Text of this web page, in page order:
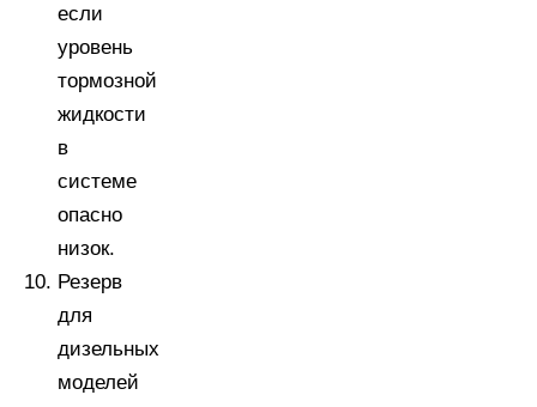
если
уровень
тормозной
жидкости
в
системе
опасно
низок.
Резерв
для
дизельных
моделей